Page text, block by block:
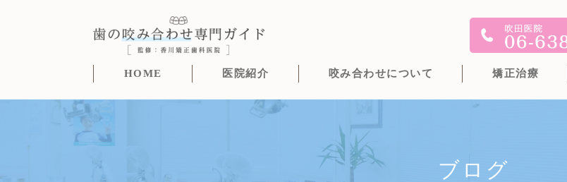
HOME 医院紹介 咬み合わせについて 矯正治療
ブログ